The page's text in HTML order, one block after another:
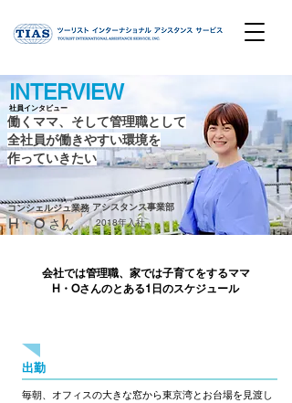
​INTERVIEW
​社員インタビュー
働くママ、そして管理職として
全社員が働きやすい環境を
作っていきたい
​2018年入社
アシスタンス事業部
コンシェルジュ業務
H・Oさん
会社では管理職、家では子育てをするママ
H・Oさんのとある1日のスケジュール
出勤
毎朝、オフィスの大きな窓から東京湾とお台場を見渡し